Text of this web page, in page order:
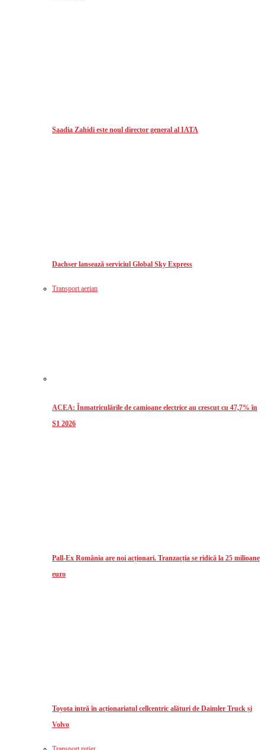
Saadia Zahidi este noul director general al IATA
Dachser lansează serviciul Global Sky Express
Transport aerian
ACEA: Înmatriculările de camioane electrice au crescut cu 47,7% în
S1 2026
Pall-Ex România are noi acționari. Tranzacția se ridică la 25 milioane
euro
Toyota intră în acționariatul cellcentric alături de Daimler Truck și
Volvo